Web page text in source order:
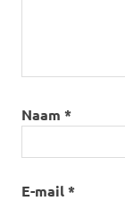
Naam *
E-mail*